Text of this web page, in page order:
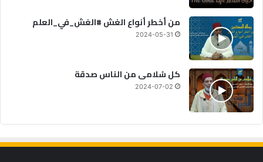
من أخطر أنواع الغش #الغش_في_العلم
2024-05-31
كل سُلامى من الناس صدقة
2024-07-02